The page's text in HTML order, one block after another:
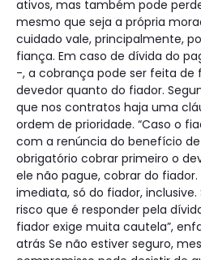
ativos, mas também pode
mesmo que seja a própria
cuidado vale, principalmente,
fiança. Em caso de dívida do
-, a cobrança pode ser feita de
devedor quanto do fiador.
que nos contratos haja uma
ordem de prioridade. “Caso o
com a renúncia do benefício
obrigatório cobrar primeiro o
ele não pague, cobrar do
imediata, só do fiador,
risco que é responder pela
fiador exige muita cautela”,
atrás Se não estiver seguro,